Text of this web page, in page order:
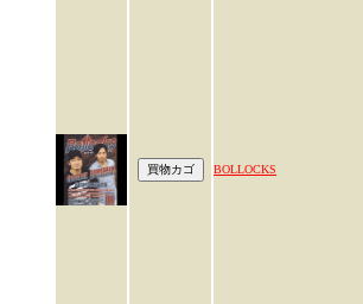
BOLLOCKS